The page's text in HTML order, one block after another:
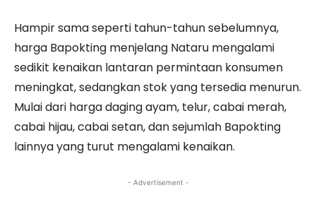
Hampir sama seperti tahun-tahun sebelumnya,
harga Bapokting menjelang Nataru mengalami
sedikit kenaikan lantaran permintaan konsumen
meningkat, sedangkan stok yang tersedia menurun.
Mulai dari harga daging ayam, telur, cabai merah,
cabai hijau, cabai setan, dan sejumlah Bapokting
lainnya yang turut mengalami kenaikan.
- Advertisement -